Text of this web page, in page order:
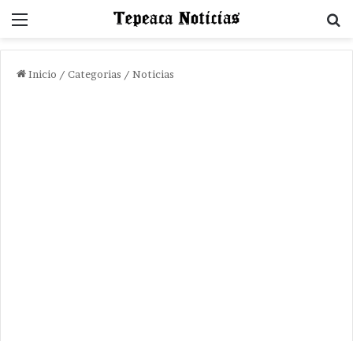
Menu
Inicio / Categorias / Noticias